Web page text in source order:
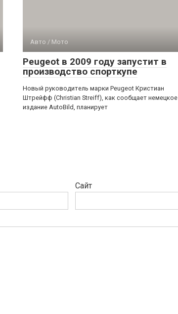
Авто / Мото
Peugeot в 2009 году запустит в
производство спорткупе
Новый руководитель марки Peugeot Кристиан
Штрейфф (Christian Streiff), как сообщает немецкое
издание AutoBild, планирует
Сайт